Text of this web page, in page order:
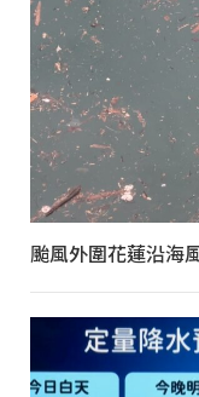
颱風外圍花蓮沿海